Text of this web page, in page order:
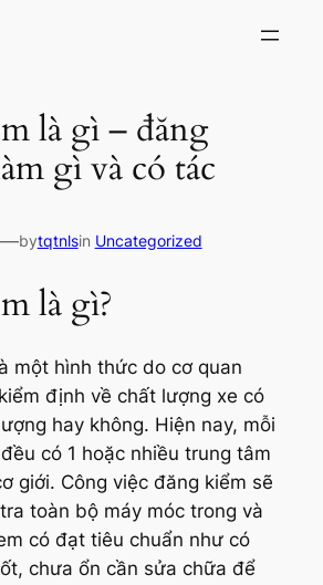
là gì – đăng
gì và có tác
—bytqtnlsin Uncategorized
là gì?
một hình thức do cơ quan
định về chất lượng xe có
hay không. Hiện nay, mỗi
có 1 hoặc nhiều trung tâm
giới. Công việc đăng kiểm sẽ
toàn bộ máy móc trong và
có đạt tiêu chuẩn như có
chưa ổn cần sửa chữa để